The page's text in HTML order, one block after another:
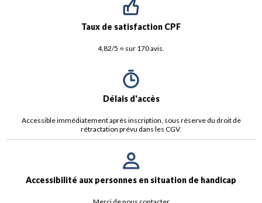
Taux de satisfaction CPF
4,82/5 ⭐️ sur 170 avis.
Délais d'accès
Accessible immédiatement après inscription, sous réserve du droit de
rétractation prévu dans les CGV.
Accessibilité aux personnes en situation de handicap